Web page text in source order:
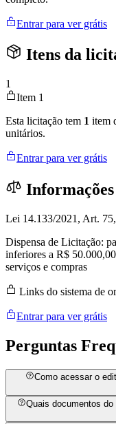
Entrar para ver grátis
Itens da
1
Item 1
Esta licitação tem 1 item
unitários.
Entrar para ver grátis
Lei 14.133/2021, Art.
Dispensa de Licitação:
inferiores a R$
serviços e compras
Links do sistema de
Entrar para ver grátis
Perguntas
Como acessar o
Quais documentos